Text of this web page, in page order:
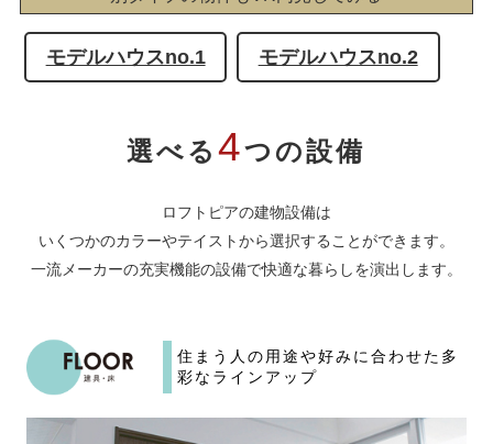
モデルハウスno.1 モデルハウスno.2
選べる4つの設備
ロフトピアの建物設備は
いくつかのカラーやテイストから選択することができます。
一流メーカーの充実機能の設備で快適な暮らしを演出します。
住まう人の用途や好みに合わせた 多
彩なラインアップ